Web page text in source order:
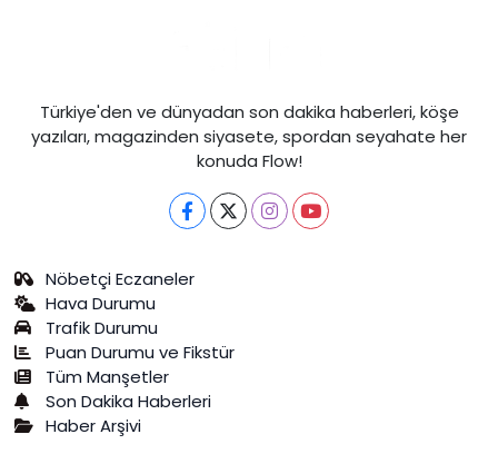
Türkiye'den ve dünyadan son dakika haberleri, köşe
yazıları, magazinden siyasete, spordan seyahate her
konuda Flow!
Nöbetçi Eczaneler
Hava Durumu
Trafik Durumu
Puan Durumu ve Fikstür
Tüm Manşetler
Son Dakika Haberleri
Haber Arşivi